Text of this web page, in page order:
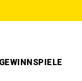
GEWINNSPIELE